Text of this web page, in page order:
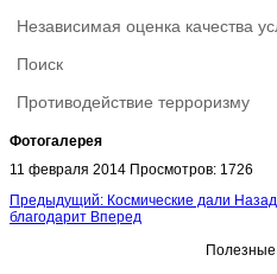
Независимая оценка качества
Поиск
Противодействие терроризму
Фотогалерея
11 февраля 2014 Просмотров: 1726
Предыдущий: Космические дали Назад
благодарит Вперед
Полезные